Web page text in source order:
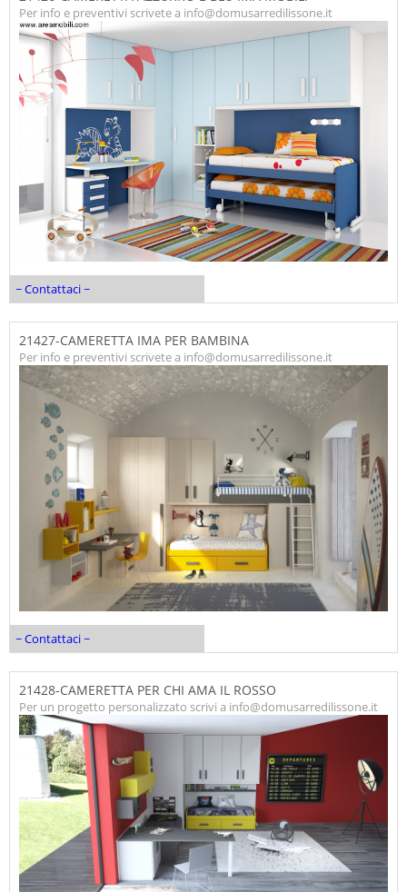
Per info e preventivi scrivete a info@domusarredilissone.it
~ Contattaci ~
21427-CAMERETTA IMA PER BAMBINA
Per info e preventivi scrivete a info@domusarredilissone.it
~ Contattaci ~
21428-CAMERETTA PER CHI AMA IL ROSSO
Per un progetto personalizzato scrivi a info@domusarredilissone.it